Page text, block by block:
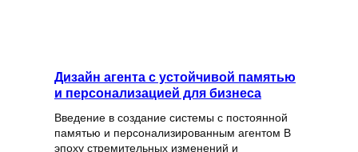
Дизайн агента с устойчивой памятью
и персонализацией для бизнеса
Введение в создание системы с постоянной
памятью и персонализированным агентом В
эпоху стремительных изменений и